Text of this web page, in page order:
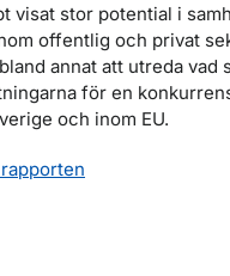
visat stor potential i
offentlig och privat
annat att utreda vad
för en
och inom EU.